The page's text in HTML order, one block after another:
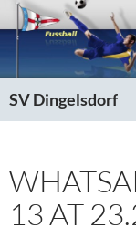
Zum
Inhalt
SV Dingelsdorf
13 AT